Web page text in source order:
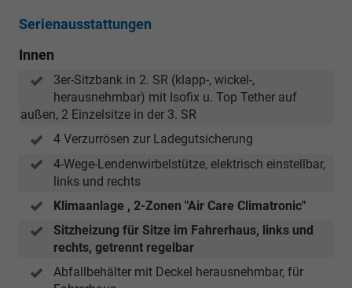
Serienausstattungen
Innen
3er-Sitzbank in 2. SR (klapp-, wickel-,
herausnehmbar) mit Isofix u. Top Tether auf
außen, 2 Einzelsitze in der 3. SR
4 Verzurrösen zur Ladegutsicherung
4-Wege-Lendenwirbelstütze, elektrisch einstellbar,
links und rechts
Klimaanlage , 2-Zonen "Air Care Climatronic"
Sitzheizung für Sitze im Fahrerhaus, links und
rechts, getrennt regelbar
Abfallbehälter mit Deckel herausnehmbar, für